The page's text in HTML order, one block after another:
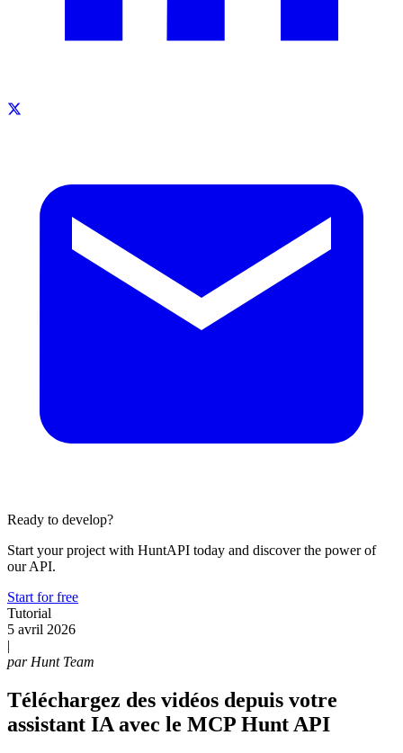
Ready to develop?
Start your project with HuntAPI today and discover the power of
our API.
Start for free
Tutorial
5 avril 2026
|
par Hunt Team
Téléchargez des vidéos depuis votre
assistant IA avec le MCP Hunt API